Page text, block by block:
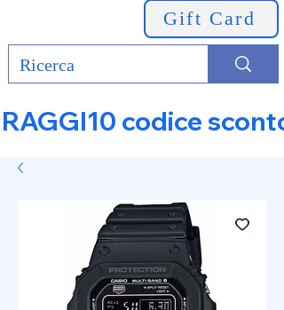
Gift Card
RAGGI10 codice